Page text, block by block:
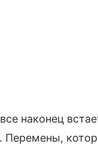
наконец
Перемены,